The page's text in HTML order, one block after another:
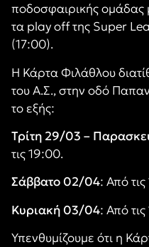
ποδοσφαιρικής ομάδας
τα play offτης Super
(17:00).
Η Κάρτα Φιλάθλου
του Α.Σ., στην οδό
το εξής:
Τρίτη 29/03 –
τις 19:00.
Σάββατο 02/04: Από
Κυριακή 03/04: Από
Υπενθυμίζουμε ότι η